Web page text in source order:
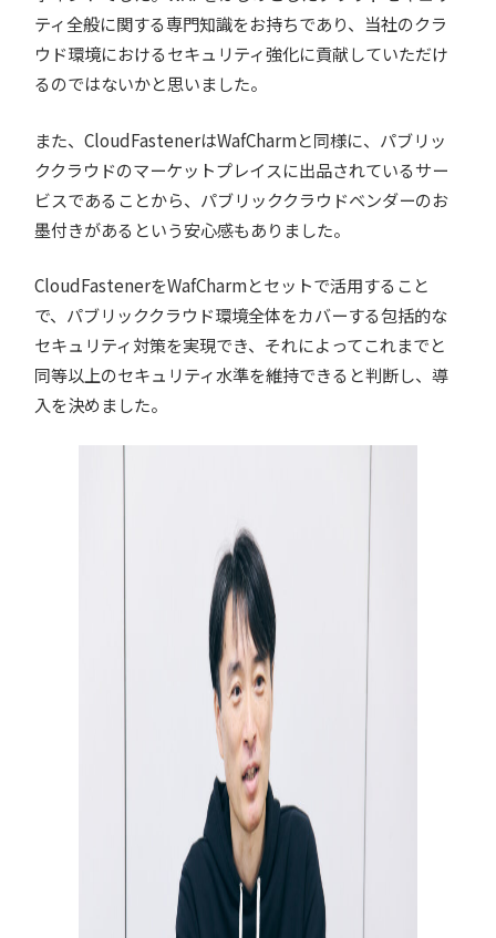
ティ全般に関する専門知識をお持ちであり、当社のクラ
ウド環境におけるセキュリティ強化に貢献していただけ
るのではないかと思いました。
また、CloudFastenerはWafCharmと同様に、パブリッ
ククラウドのマーケットプレイスに出品されているサー
ビスであることから、パブリッククラウドベンダーのお
墨付きがあるという安心感もありました。
CloudFastenerをWafCharmとセットで活用すること
で、パブリッククラウド環境全体をカバーする包括的な
セキュリティ対策を実現でき、それによってこれまでと
同等以上のセキュリティ水準を維持できると判断し、導
入を決めました。